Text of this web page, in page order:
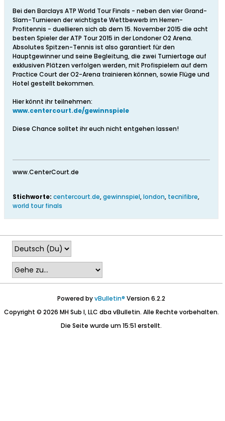
Bei den Barclays ATP World Tour Finals - neben den vier Grand-
Slam-Turnieren der wichtigste Wettbewerb im Herren-
Profitennis - duellieren sich ab dem 15. November 2015 die acht
besten Spieler der ATP Tour 2015 in der Londoner O2 Arena.
Absolutes Spitzen-Tennis ist also garantiert für den
Hauptgewinner und seine Begleitung, die zwei Turniertage auf
exklusiven Plätzen verfolgen werden, mit Profispielern auf dem
Practice Court der O2-Arena trainieren können, sowie Flüge und
Hotel gestellt bekommen.
Hier könnt ihr teilnehmen:
www.centercourt.de/gewinnspiele
Diese Chance solltet ihr euch nicht entgehen lassen!
www.CenterCourt.de
Stichworte: centercourt.de,gewinnspiel,london, tecnifibre,
world tour finals
Powered byvBulletin® Version 6.2.2
Copyright © 2026 MH Sub I, LLC dba vBulletin. Alle Rechte vorbehalten.
Die Seite wurde um 15:51 erstellt.